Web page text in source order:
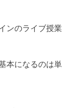
ンのライブ授
本になるのは